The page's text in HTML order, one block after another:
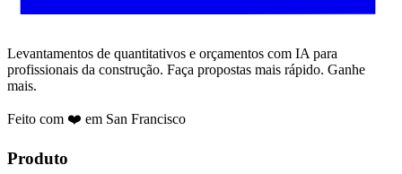
Levantamentos de quantitativos e orçamentos com IA para
profissionais da construção. Faça propostas mais rápido. Ganhe
mais.
Feito com ❤️ em San Francisco
Produto